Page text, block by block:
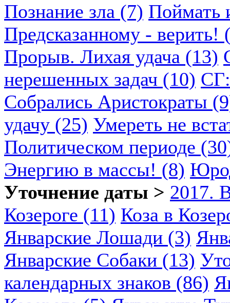
Познание зла (7) Поймать
Предсказанному - верить!
Прорыв. Лихая удача (13)
нерешенных задач (10)
Собрались Аристократы
удачу (25) Умереть не
Политическом периоде
Энергию в массы! (8)
Уточнение даты > 2017.
Козероге (11) Коза в
Январские Лошади (3)
Январские Собаки (13)
календарных знаков (86)